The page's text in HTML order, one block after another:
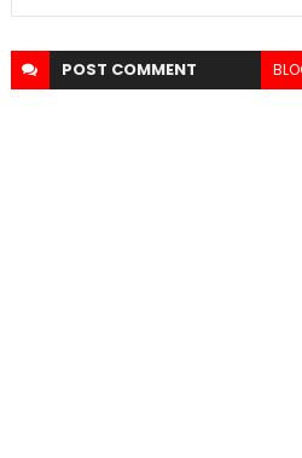
POST COMMENT